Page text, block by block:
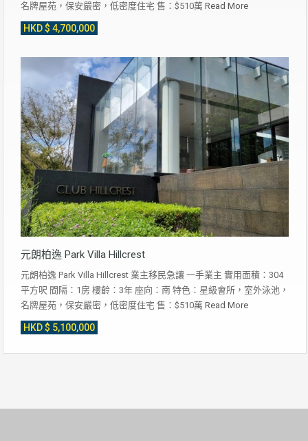
名牌屋苑，保安嚴密，低密度住宅 售：$510萬 Read More
HKD $ 4,700,000
元朗柏逸 Park Villa Hillcrest
元朗柏逸 Park Villa Hillcrest 業主移民急讓 一手業主 實用面積：304
平方呎 間隔：1房 樓齡：3年 座向：南 特色：星級會所，室外泳池，
名牌屋苑，保安嚴密，低密度住宅 售：$510萬 Read More
HKD $ 5,100,000